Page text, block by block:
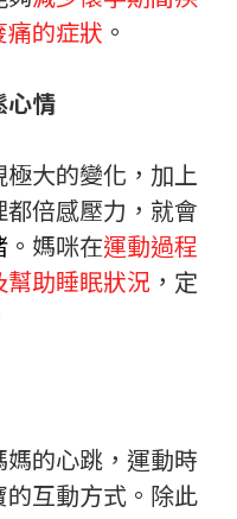
痛的症狀 。
心情
大的變化，加上
倍感壓力，就會
。媽咪在運動過程
助睡眠狀況 ，定
的心跳，運動時
互動方式。除此